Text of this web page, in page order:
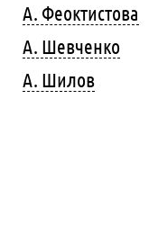
А. Феоктистова
А. Шевченко
А. Шилов